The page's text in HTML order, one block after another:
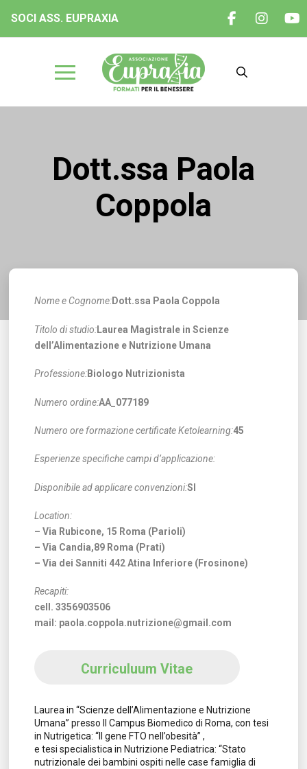
SOCI ASS. EUPRAXIA
Dott.ssa Paola
Coppola
Nome e Cognome:Dott.ssa Paola Coppola
Titolo di studio:Laurea Magistrale in Scienze
dell’Alimentazione e Nutrizione Umana
Professione:Biologo Nutrizionista
Numero ordine:AA_077189
Numero ore formazione certificate Ketolearning:45
Esperienze specifiche campi d’applicazione:
Disponibile ad applicare convenzioni:SI
Location:
– Via Rubicone, 15 Roma (Parioli)
– Via Candia,89 Roma (Prati)
– Via dei Sanniti 442 Atina Inferiore (Frosinone)
Recapiti:
cell. 3356903506
mail: paola.coppola.nutrizione@gmail.com
Curriculuum Vitae
Laurea in “Scienze dell’Alimentazione e Nutrizione
Umana” presso Il Campus Biomedico di Roma, con tesi
in Nutrigetica: “Il gene FTO nell’obesità” ,
e tesi specialistica in Nutrizione Pediatrica: “Stato
nutrizionale dei bambini ospiti nelle case famiglia di